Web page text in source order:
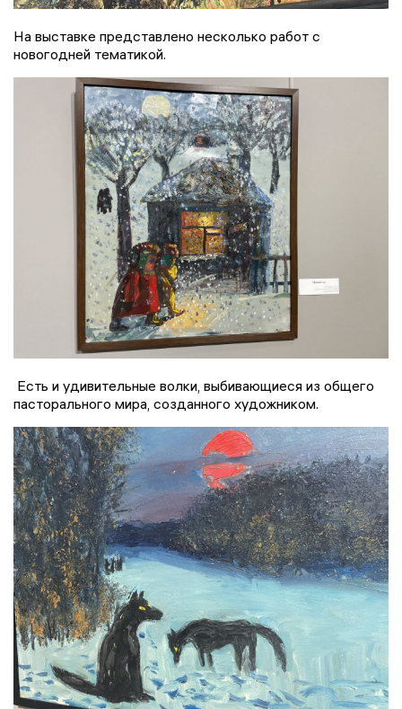
На выставке представлено несколько работ с
новогодней тематикой.
Есть и удивительные волки, выбивающиеся из общего
пасторального мира, созданного художником.